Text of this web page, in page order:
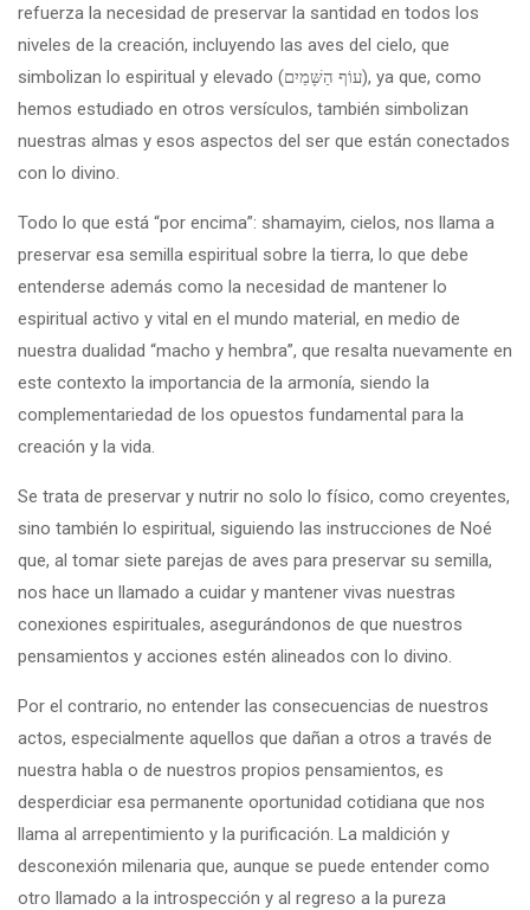
refuerza la necesidad de preservar la santidad en todos los
niveles de la creación, incluyendo las aves del cielo, que
simbolizan lo espiritual y elevado (עוֹף הַשָּׁמַיִם), ya que, como
hemos estudiado en otros versículos, también simbolizan
nuestras almas y esos aspectos del ser que están conectados
con lo divino.
Todo lo que está “por encima”: shamayim, cielos, nos llama a
preservar esa semilla espiritual sobre la tierra, lo que debe
entenderse además como la necesidad de mantener lo
espiritual activo y vital en el mundo material, en medio de
nuestra dualidad “macho y hembra”, que resalta nuevamente en
este contexto la importancia de la armonía, siendo la
complementariedad de los opuestos fundamental para la
creación y la vida.
Se trata de preservar y nutrir no solo lo físico, como creyentes,
sino también lo espiritual, siguiendo las instrucciones de Noé
que, al tomar siete parejas de aves para preservar su semilla,
nos hace un llamado a cuidar y mantener vivas nuestras
conexiones espirituales, asegurándonos de que nuestros
pensamientos y acciones estén alineados con lo divino.
Por el contrario, no entender las consecuencias de nuestros
actos, especialmente aquellos que dañan a otros a través de
nuestra habla o de nuestros propios pensamientos, es
desperdiciar esa permanente oportunidad cotidiana que nos
llama al arrepentimiento y la purificación. La maldición y
desconexión milenaria que, aunque se puede entender como
otro llamado a la introspección y al regreso a la pureza